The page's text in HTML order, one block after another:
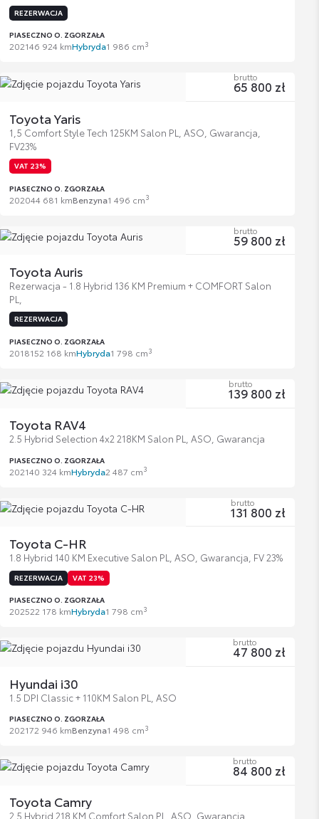
REZERWACJA
PIASECZNO O. ZGORZAŁA
202146 924 kmHybryda1 986 cm3
Toyota Yaris
1,5 Comfort Style Tech 125KM Salon PL, ASO, Gwarancja,
FV23%
VAT 23%
PIASECZNO O. ZGORZAŁA
202044 681 kmBenzyna1 496 cm3
brutto
65 800 zł
Toyota Auris
Rezerwacja - 1.8 Hybrid 136 KM Premium + COMFORT Salon
PL,
REZERWACJA
PIASECZNO O. ZGORZAŁA
2018152 168 kmHybryda1 798 cm3
brutto
59 800 zł
Toyota RAV4
2.5 Hybrid Selection 4x2 218KM Salon PL, ASO, Gwarancja
PIASECZNO O. ZGORZAŁA
202140 324 kmHybryda2 487 cm3
brutto
139 800 zł
Toyota C-HR
1.8 Hybrid 140 KM Executive Salon PL, ASO, Gwarancja, FV 23%
REZERWACJA VAT 23%
PIASECZNO O. ZGORZAŁA
202522 178 kmHybryda1 798 cm3
brutto
131 800 zł
Hyundai i30
1.5 DPI Classic + 110KM Salon PL, ASO
PIASECZNO O. ZGORZAŁA
202172 946 kmBenzyna1 498 cm3
brutto
47 800 zł
Toyota Camry
2.5 Hybrid 218 KM Comfort Salon PL, ASO, Gwarancja
brutto
84 800 zł